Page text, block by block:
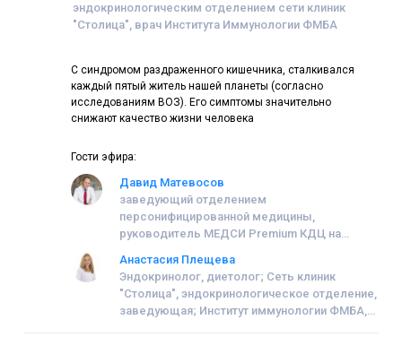
эндокринологическим отделением сети клиник
"Столица", врач Института Иммунологии ФМБА
С синдромом раздраженного кишечника, сталкивался
каждый пятый житель нашей планеты (согласно
исследованиям ВОЗ). Его симптомы значительно
снижают качество жизни человека
Гости эфира:
Давид Матевосов
заведующий отделением
персонифицированной медицины,
руководитель МЕДСИ Premium КДЦ на
гепатолог, к.м.н.
Анастасия Плещева
Эндокринолог, диетолог; Сеть клиник
"Столица", эндокринологическое отделение,
заведующая; Институт иммунологии ФМБА,